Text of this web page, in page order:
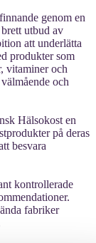
genom en
utbud av
att underlätta
produkter som
vitaminer och
och
Hälsokost en
på deras
besvara
kontrollerade
fabriker